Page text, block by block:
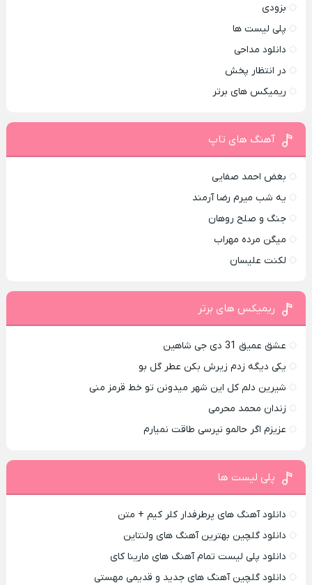
بزودی
پلی لیست ها
دانلود مداحی
در انتظار پخش
ریمیکس های برتر
آهنگ های تاپ
بغض احمد صفایی
یه شب میرم رضا آرمند
جنگ و صلح روهان
میگن مرده مهراب
لکنت علیسان
ریمیکس های برتر
عشق عمیق 31 دی جی شاهین
یکی دیگه زدم زیرش بکن عطر گل بو
شیرین دلم کل این شهر میدونن تو خط قرمز منی
زندان محمد محرمی
عزیزم اگر حالمو نپرسی طاقت نمیارم
پلی لیست ها
دانلود آهنگ های پرطرفدار کلر کیم + متن
دانلود گلچین بهترین آهنگ های ولنتاین
دانلود پلی لیست تمام آهنگ های مارینا کای
دانلود گلچین آهنگ های جدید و قدیمی مهستی